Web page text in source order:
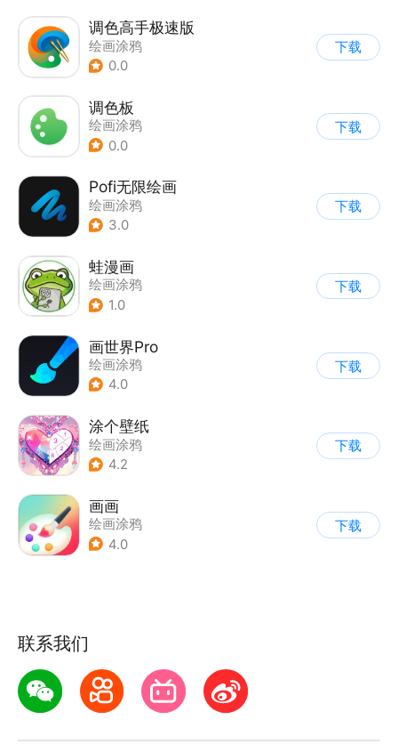
调色高手极速版
绘画涂鸦
0.0
下载
调色板
绘画涂鸦
0.0
下载
Pofi无限绘画
绘画涂鸦
3.0
下载
蛙漫画
绘画涂鸦
1.0
下载
画世界Pro
绘画涂鸦
4.0
下载
涂个壁纸
绘画涂鸦
4.2
下载
画画
绘画涂鸦
4.0
下载
联系我们